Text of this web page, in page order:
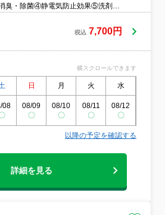
臭・除菌④静電気防止効果⑤洗剤ゼ
の出張施工で安心低価格税込 7,700円
横スクロールできます
日 月 火 水
08
08/09
〇
08/10
〇
08/11
〇
08/12
〇
以降の予定を確認する
詳細を見る